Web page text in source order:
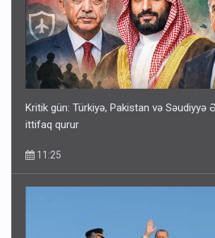
Kritik gün: Türkiyə, Pakistan və Səudiyyə
ittifaq qurur
11:25